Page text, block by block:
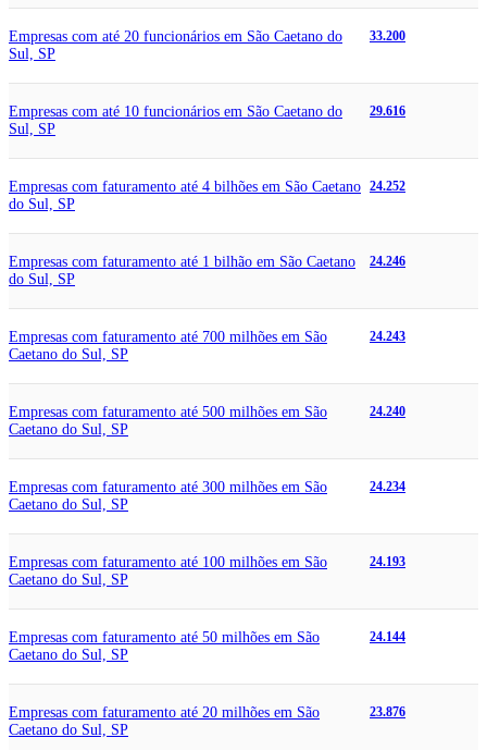
Empresas com até 20 funcionários em São Caetano do
Sul, SP
33.200
Empresas com até 10 funcionários em São Caetano do
Sul, SP
29.616
Empresas com faturamento até 4 bilhões em São Caetano
do Sul, SP
24.252
Empresas com faturamento até 1 bilhão em São Caetano
do Sul, SP
24.246
Empresas com faturamento até 700 milhões em São
Caetano do Sul, SP
24.243
Empresas com faturamento até 500 milhões em São
Caetano do Sul, SP
24.240
Empresas com faturamento até 300 milhões em São
Caetano do Sul, SP
24.234
Empresas com faturamento até 100 milhões em São
Caetano do Sul, SP
24.193
Empresas com faturamento até 50 milhões em São
Caetano do Sul, SP
24.144
Empresas com faturamento até 20 milhões em São
Caetano do Sul, SP
23.876